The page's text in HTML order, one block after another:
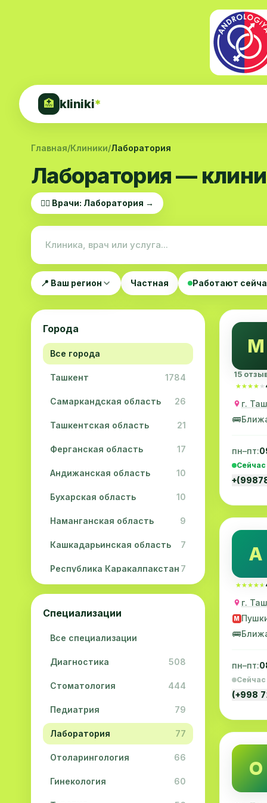
🏥 kliniki*
Главная/Клиники/Лаборатория
Лаборатория —
👨‍⚕️ Врачи: Лаборатория →
📍 Ваш регион Частная Работают
Города
Все города
Ташкент 1784
Самаркандская область 26
Ташкентская область 21
Ферганская область 17
Андижанская область 10
Бухарская область 10
Наманганская область 9
Кашкадарьинская область 7
Республика Каракалпакстан 7
Навоийская область 5
Джизакская область
Сурхандарьинская область
Сырдарьинская область 2
Хорезмская область 2
Специализации
Все специализации
Диагностика 508
Стоматология 444
Педиатрия 79
Лаборатория 77
Отоларингология 66
Гинекология 60
M
15
★★★★★
★★★★★
г.
🚌
пн–пт:
A
★★★★★
★★★★★
г.
M
🚌
пн–пт:
(+998
O